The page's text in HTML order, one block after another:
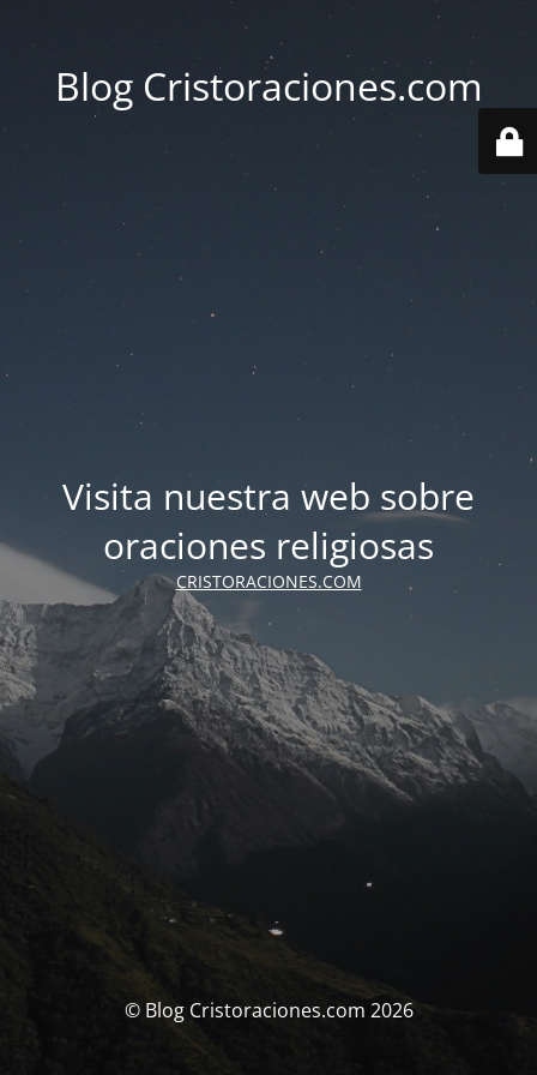
Blog Cristoraciones.com
Visita nuestra web sobre
oraciones religiosas
CRISTORACIONES.COM
© Blog Cristoraciones.com 2026